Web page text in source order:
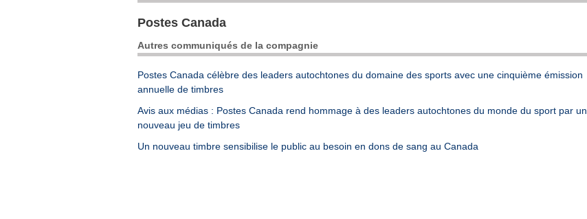
Postes Canada
Autres communiqués de la compagnie
Postes Canada célèbre des leaders autochtones du domaine des sports avec une cinquième émission
annuelle de timbres
Avis aux médias : Postes Canada rend hommage à des leaders autochtones du monde du sport par un
nouveau jeu de timbres
Un nouveau timbre sensibilise le public au besoin en dons de sang au Canada